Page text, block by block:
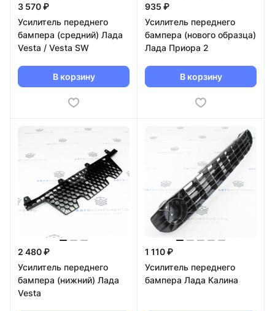
3 570 ₽
Усилитель переднего
бампера (средний) Лада
Vesta / Vesta SW
В корзину
935 ₽
Усилитель переднего
бампера (нового образца)
Лада Приора 2
В корзину
2 480 ₽
Усилитель переднего
бампера (нижний) Лада
Vesta
1 110 ₽
Усилитель переднего
бампера Лада Калина